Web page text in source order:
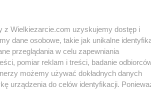
M&Ł
7.9k 11 0
mariola2000
z Wielkiezarcie.com uzyskujemy dostęp i
dane osobowe, takie jak unikalne
przeglądania w celu zapewniania
pomiar reklam i treści, badanie
możemy używać dokładnych danych
urządzenia do celów identyfikacji.